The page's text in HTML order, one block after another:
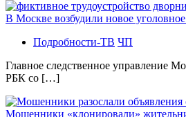
В Москве возбудили новое
Подробности-ТВ ЧП
Главное следственное управление
РБК со […]
Мошенники «клонировали»